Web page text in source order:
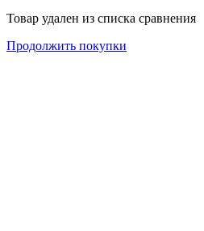
Товар удален из списка сравнения
Продолжить покупки